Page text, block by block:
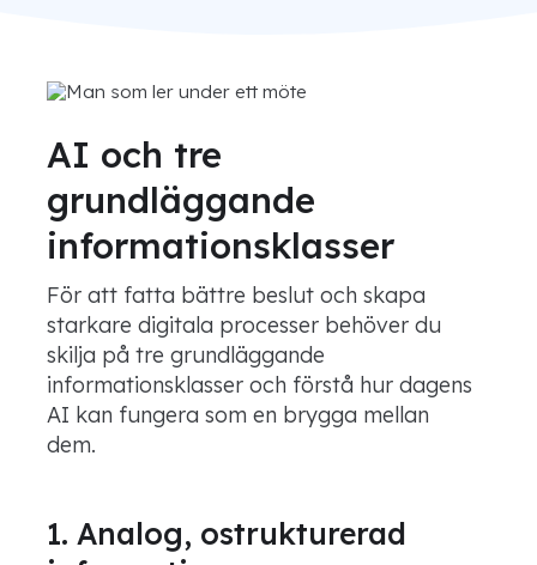
AI och tre
grundläggande
informationsklasser
För att fatta bättre beslut och skapa
starkare digitala processer behöver du
skilja på tre grundläggande
informationsklasser och förstå hur dagens
AI kan fungera som en brygga mellan
dem.
1. Analog, ostrukturerad